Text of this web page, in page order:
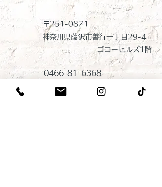
〒251-0871
神奈川県藤沢市善行一丁目 29-4
​ゴコーヒルズ1階
0466-81-6368
tatsumi@gokow.com